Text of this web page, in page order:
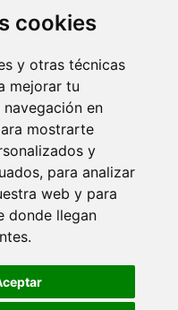
cookies
y otras técnicas
mejorar tu
en
mostrarte
y
para analizar
web y para
donde llegan
estrena.es